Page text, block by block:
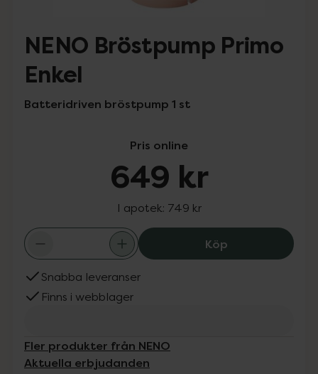
NENO Bröstpump Primo
Enkel
Batteridriven bröstpump 1 st
Pris online
649 kr
I apotek: 749 kr
KöpNENO
Snabba leveranser
Finns i webblager
Fler produkter från NENO
Aktuella erbjudanden